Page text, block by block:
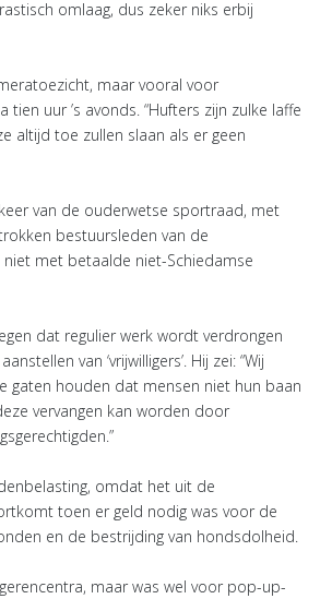
omlaag, dus zeker niks erbij
maar vooral voor
tien uur ’s avonds. “Hufters zijn zulke laffe
altijd toe zullen slaan als er geen
van de ouderwetse sportraad, met
bestuursleden van de
niet met betaalde niet-Schiedamse
dat regulier werk wordt verdrongen
van ‘vrijwilligers’. Hij zei: “Wij
gaten houden dat mensen niet hun baan
vervangen kan worden door
omdat het uit de
toen er geld nodig was voor de
en de bestrijding van hondsdolheid.
maar was wel voor pop-up-